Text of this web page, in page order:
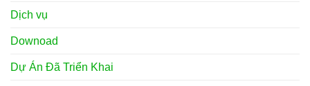
Dịch vụ
Downoad
Dự Án Đã Triển Khai